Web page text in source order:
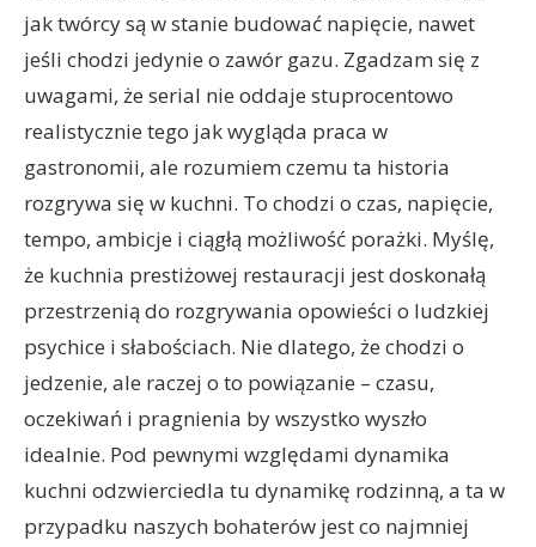
jak twórcy są w stanie budować napięcie, nawet
jeśli chodzi jedynie o zawór gazu. Zgadzam się z
uwagami, że serial nie oddaje stuprocentowo
realistycznie tego jak wygląda praca w
gastronomii, ale rozumiem czemu ta historia
rozgrywa się w kuchni. To chodzi o czas, napięcie,
tempo, ambicje i ciągłą możliwość porażki. Myślę,
że kuchnia prestiżowej restauracji jest doskonałą
przestrzenią do rozgrywania opowieści o ludzkiej
psychice i słabościach. Nie dlatego, że chodzi o
jedzenie, ale raczej o to powiązanie – czasu,
oczekiwań i pragnienia by wszystko wyszło
idealnie. Pod pewnymi względami dynamika
kuchni odzwierciedla tu dynamikę rodzinną, a ta w
przypadku naszych bohaterów jest co najmniej